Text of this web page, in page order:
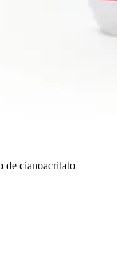
de cianoacrilato